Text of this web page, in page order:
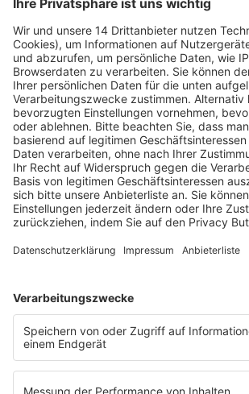
Fachmedien Recht und Wirtschaft
Ein Fachbereich der
dfv Mediengruppe
Mainzer Landstr. 251
60326 Frankfurt am Main
E-Mail:info@ruw.de
Web:https://www.ruw.de
AGB
Datenschutzerklärung
Genderhinweis
Cookie-Einstellungen